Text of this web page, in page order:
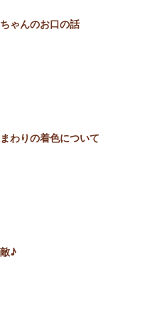
ゃんのお口の話
わりの着色について
♪